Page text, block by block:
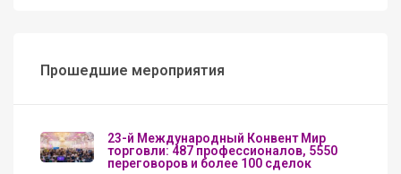
Прошедшие мероприятия
23-й Международный Конвент Мир
торговли: 487 профессионалов, 5550
переговоров и более 100 сделок